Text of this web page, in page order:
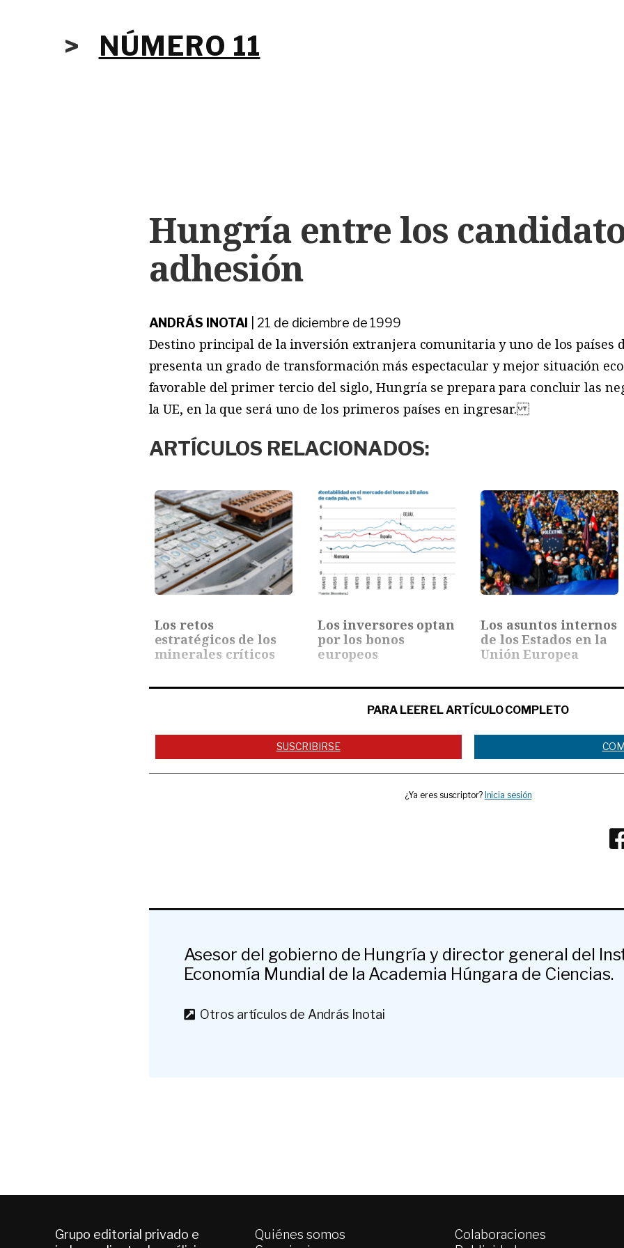
> NÚMERO 11
Hungría entre los
adhesión
ANDRÁS INOTAI 21 de diciembre de 1999
Destino principal de la inversión extranjera comunitaria y uno de los países
presenta un grado de transformación más espectacular y mejor situación
favorable del primer tercio del siglo, Hungría se prepara para concluir las
la UE, en la que será uno de los primeros países en ingresar.
ARTÍCULOS RELACIONADOS:
Los retos
estratégicos de los
minerales críticos
Los inversores optan
por los bonos
europeos
Los asuntos internos
de los Estados en la
Unión Europea
PARA LEER EL ARTÍCULO COMPLETO
SUSCRIBIRSE
¿Ya eres suscriptor? Inicia sesión
Asesor del gobierno de Hungría y director general del
Economía Mundial de la Academia Húngara de Ciencias.
Otros artículos de András Inotai
Grupo editorial privado e
Quiénes somos
Colaboraciones